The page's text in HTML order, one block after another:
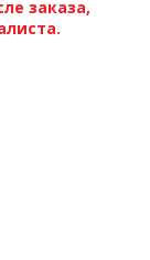
заказа,